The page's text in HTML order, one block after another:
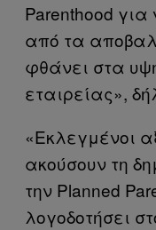
Parenthood
από τα
φθάνει στα
εταιρείας»,
«Εκλεγμένοι
ακούσουν τη
την Planned
λογοδοτήσει